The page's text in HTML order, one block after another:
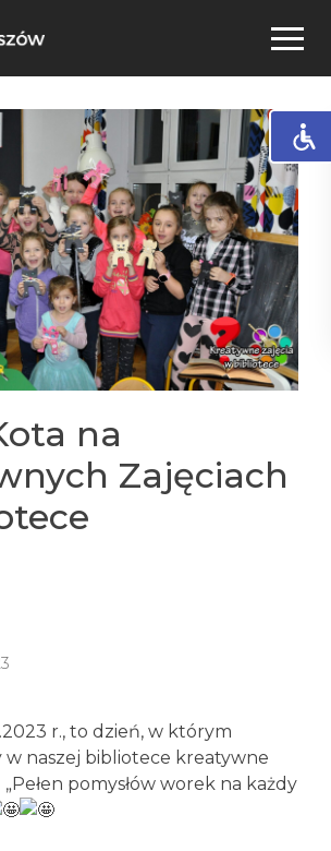
na
Zajęciach
r., to dzień, w którym
w naszej bibliotece kreatywne
pomysłów worek na każdy